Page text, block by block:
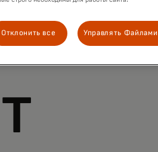
Отклонить все Управлять